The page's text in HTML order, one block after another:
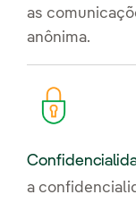
as
anônima.
a